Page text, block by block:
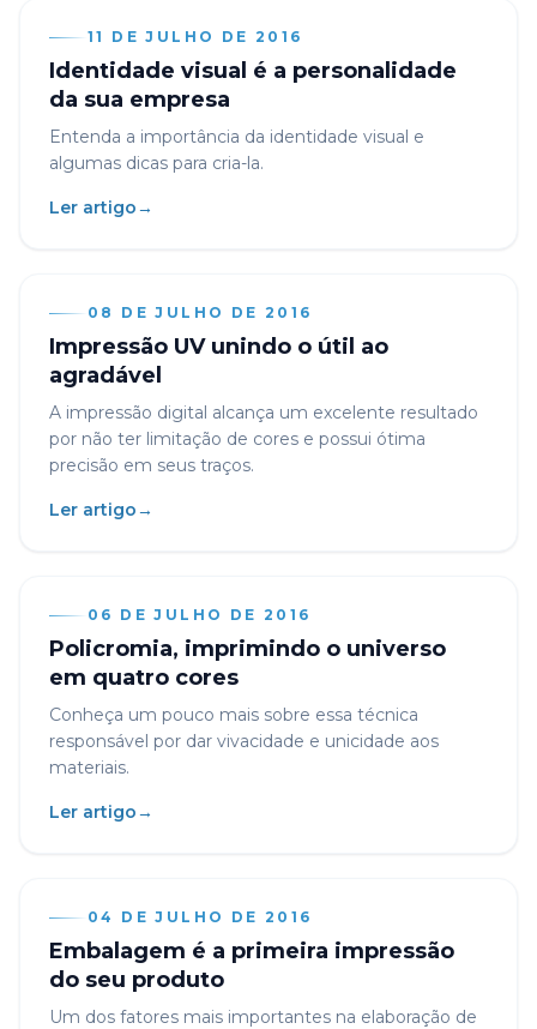
11 DE JULHO DE 2016
Identidade visual é a personalidade
da sua empresa
Entenda a importância da identidade visual e
algumas dicas para cria-la.
Ler artigo→
08 DE JULHO DE 2016
Impressão UV unindo o útil ao
agradável
A impressão digital alcança um excelente resultado
por não ter limitação de cores e possui ótima
precisão em seus traços.
Ler artigo→
06 DE JULHO DE 2016
Policromia, imprimindo o universo
em quatro cores
Conheça um pouco mais sobre essa técnica
responsável por dar vivacidade e unicidade aos
materiais.
Ler artigo→
04 DE JULHO DE 2016
Embalagem é a primeira impressão
do seu produto
Um dos fatores mais importantes na elaboração de